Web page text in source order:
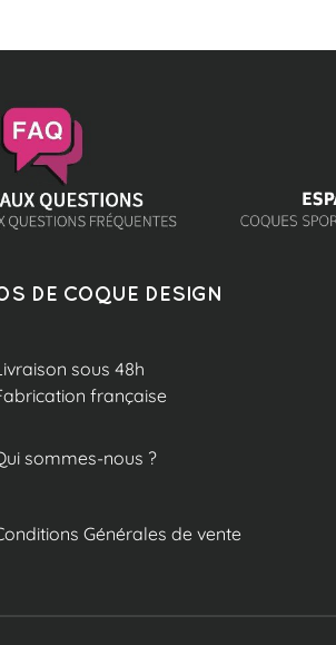
DE COQUE DESIGN
sous 48h
française
sommes-nous ?
Générales de vente